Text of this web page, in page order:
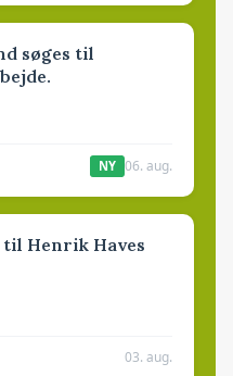
søges til
NY 06. aug.
Henrik Haves
03. aug.